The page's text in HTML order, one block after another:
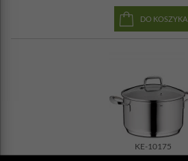
DO KOSZYKA
KE-10175